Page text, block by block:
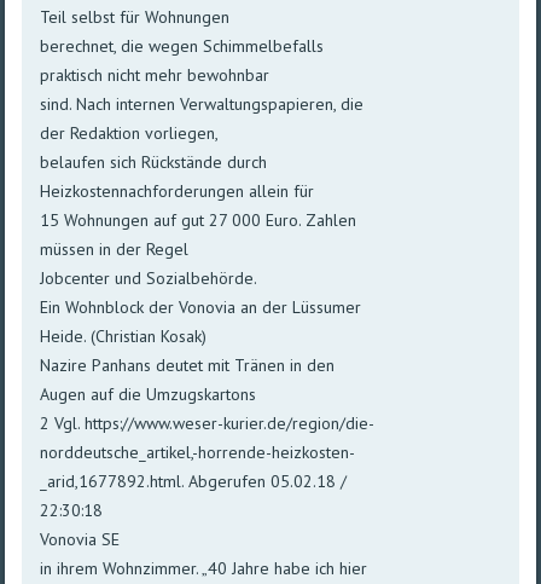
Teil selbst für Wohnungen
berechnet, die wegen Schimmelbefalls
praktisch nicht mehr bewohnbar
sind. Nach internen Verwaltungspapieren, die
der Redaktion vorliegen,
belaufen sich Rückstände durch
Heizkostennachforderungen allein für
15 Wohnungen auf gut 27 000 Euro. Zahlen
müssen in der Regel
Jobcenter und Sozialbehörde.
Ein Wohnblock der Vonovia an der Lüssumer
Heide. (Christian Kosak)
Nazire Panhans deutet mit Tränen in den
Augen auf die Umzugskartons
2 Vgl. https://www.weser-kurier.de/region/die-
norddeutsche_artikel,-horrende-heizkosten-
_arid,1677892.html. Abgerufen 05.02.18 /
22:30:18
Vonovia SE
in ihrem Wohnzimmer. „40 Jahre habe ich hier